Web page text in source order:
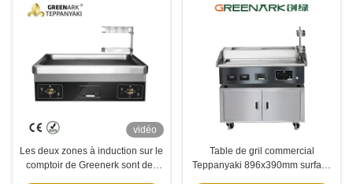
vidéo
Les deux zones à induction sur le
comptoir de Greenerk sont des
Table de gril commercial
Teppanyaki 896x390mm surface